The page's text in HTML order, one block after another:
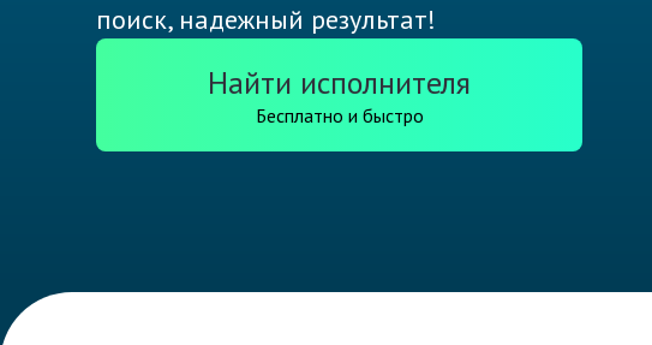
поиск, надежный результат!
Найти исполнителя
Бесплатно и быстро